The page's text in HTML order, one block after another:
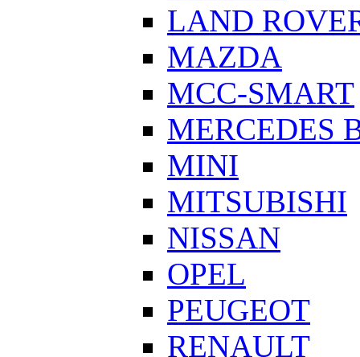
LAND
MAZDA
MCC-SMART
MERCEDES
MINI
MITSUBISHI
NISSAN
OPEL
PEUGEOT
RENAULT